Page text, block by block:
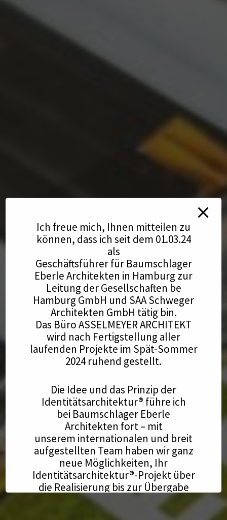
Ich freue mich, Ihnen mitteilen zu
können, dass ich seit dem 01.03.24
als
Geschäftsführer für Baumschlager
Eberle Architekten in Hamburg zur
Leitung der Gesellschaften be
Hamburg GmbH und SAA Schweger
Architekten GmbH tätig bin.
Das Büro ASSELMEYER ARCHITEKT
wird nach Fertigstellung aller
laufenden Projekte im Spät-Sommer
2024 ruhend gestellt.
Die Idee und das Prinzip der
Identitätsarchitektur® führe ich
bei Baumschlager Eberle
Architekten fort – mit
unserem internationalen und breit
aufgestellten Team haben wir ganz
neue Möglichkeiten, Ihr
Identitätsarchitektur®-Projekt über
die Realisierung bis zur Übergabe
umzusetzen.